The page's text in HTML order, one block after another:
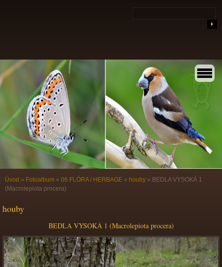
Úvod » Fotoalbum » 06 FLÓRA / HERBAGE » houby » BEDLA VYSOKÁ 1
(Macrolepiota procera)
houby
BEDLA VYSOKÁ 1 (Macrolepiota procera)